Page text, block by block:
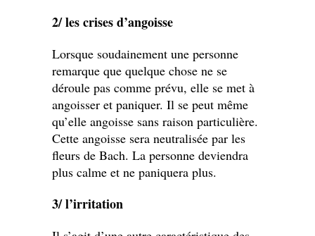
2/ les crises d’angoisse
Lorsque soudainement une personne
remarque que quelque chose ne se
déroule pas comme prévu, elle se met à
angoisser et paniquer. Il se peut même
qu’elle angoisse sans raison particulière.
Cette angoisse sera neutralisée par les
fleurs de Bach. La personne deviendra
plus calme et ne paniquera plus.
3/ l’irritation